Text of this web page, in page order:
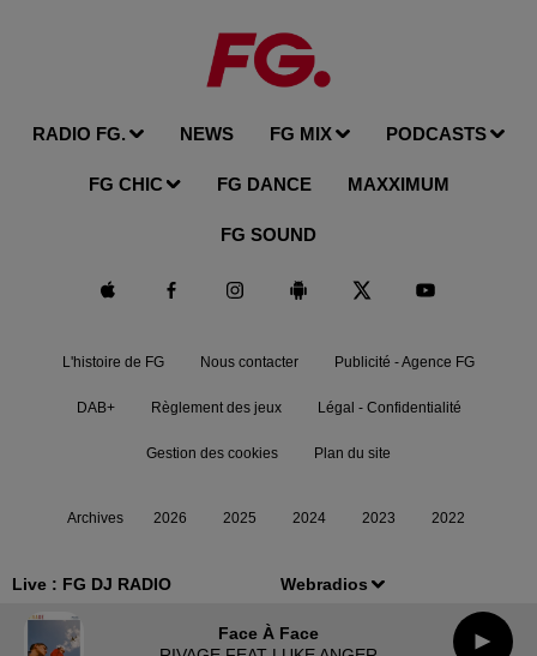
Live : FG DJ RADIO Webradios
Face À Face
RADIO FG. NEWS FG MIX PODCASTS
FG CHIC FG DANCE MAXXIMUM
FG SOUND
L'histoire de FG Nous contacter Publicité - Agence FG
DAB+ Règlement des jeux Légal - Confidentialité
Gestion des cookies Plan du site
Archives 2026 2025 2024 2023 2022